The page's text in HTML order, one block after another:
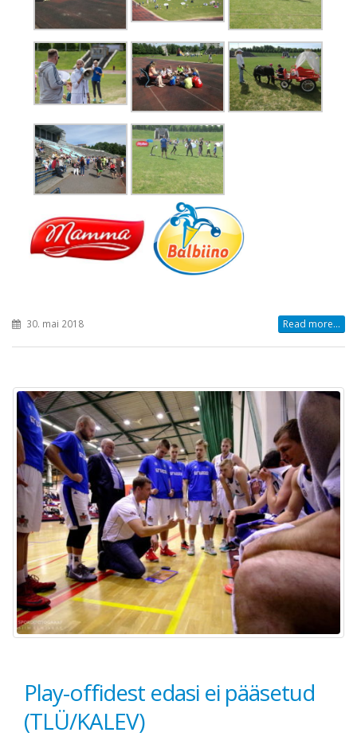
30. mai 2018 Read more...
Play-offidest edasi ei pääsetud
(TLÜ/KALEV)